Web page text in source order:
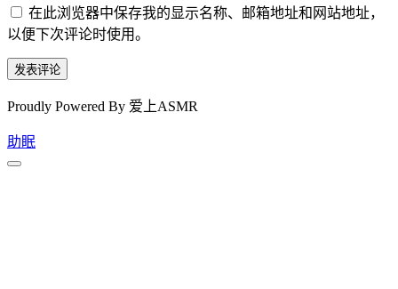
在此浏览器中保存我的显示名称、邮箱地址和网站地址，
以便下次评论时使用。
Proudly Powered By 爱上ASMR
助眠